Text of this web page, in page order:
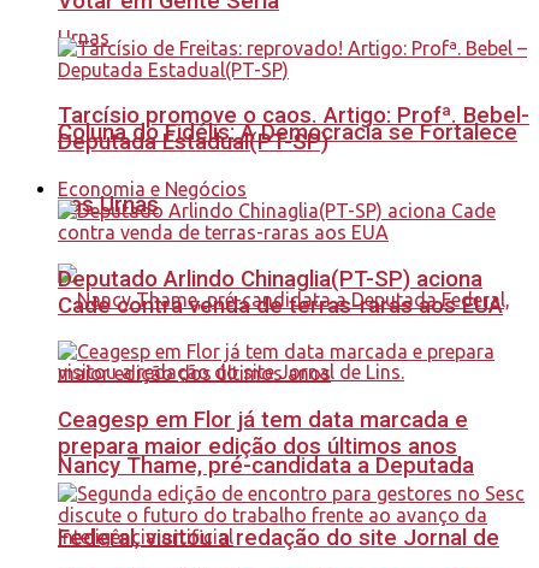
Coluna do Fidélis: A Democracia se Fortalece
nas Urnas
Nancy Thame, pré-candidata a Deputada
Federal, visitou a redação do site Jornal de
Tarcísio promove o caos. Artigo: Profª. Bebel-
Deputada Estadual(PT-SP)
Economia e Negócios
Deputado Arlindo Chinaglia(PT-SP) aciona
Cade contra venda de terras-raras aos EUA
Ceagesp em Flor já tem data marcada e
prepara maior edição dos últimos anos